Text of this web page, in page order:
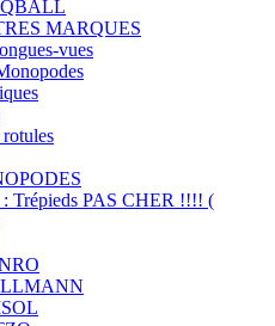
MARQUES
vues
Trépieds PAS CHER !!!! (